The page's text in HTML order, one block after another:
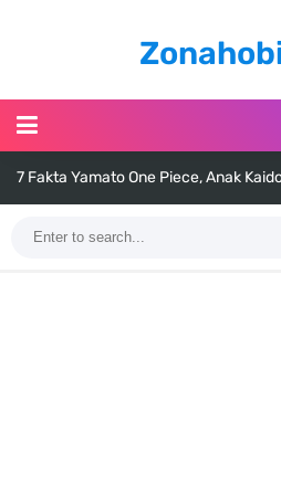
7 Fakta Yamato One Piece, Anak